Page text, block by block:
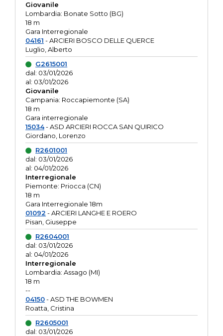
Giovanile
Lombardia: Bonate Sotto (BG)
18 m
Gara Interregionale
04161 - ARCIERI BOSCO DELLE QUERCE
Luglio, Alberto
G2615001
dal: 03/01/2026
al: 03/01/2026
Giovanile
Campania: Roccapiemonte (SA)
18 m
Gara interregionale
15034- ASD ARCIERI ROCCA SAN QUIRICO
Giordano, Lorenzo
R2601001
dal: 03/01/2026
al: 04/01/2026
Interregionale
Piemonte: Priocca (CN)
18 m
Gara Interregionale 18m
01092 - ARCIERI LANGHE E ROERO
Pisan, Giuseppe
R2604001
dal: 03/01/2026
al: 04/01/2026
Interregionale
Lombardia: Assago (MI)
18 m
--
04150- ASD THE BOWMEN
Roatta, Cristina
R2605001
dal: 03/01/2026